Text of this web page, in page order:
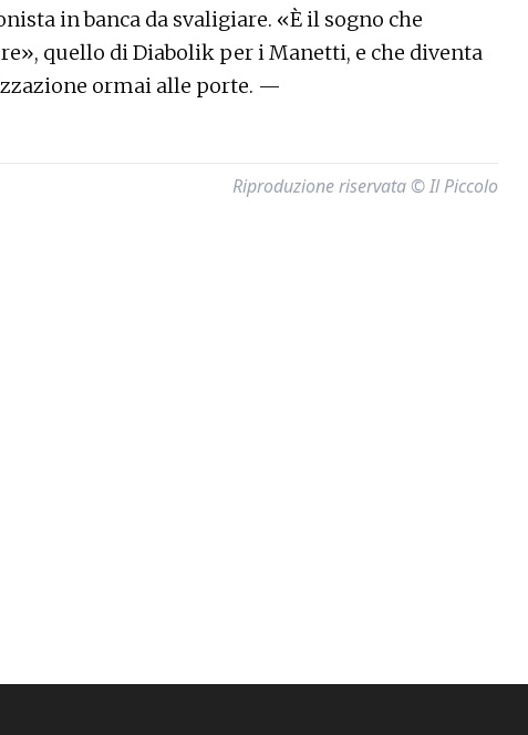
in banca da svaligiare. «È il sogno che
quello di Diabolik per i Manetti, e che diventa
ormai alle porte. —
Riproduzione riservata © Il Piccolo